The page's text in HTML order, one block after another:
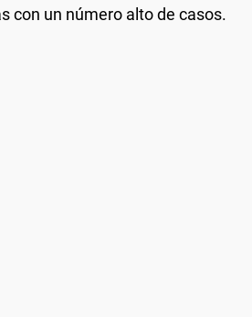
con un número alto de casos.